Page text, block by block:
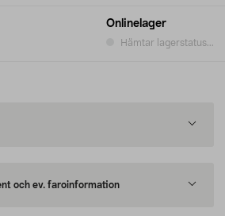
Onlinelager
Hämtar lagerstatus...
och ev. faroinformation